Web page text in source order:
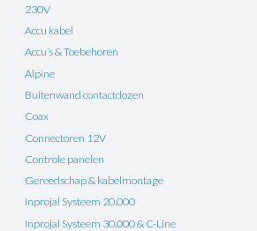
230V
Accu kabel
Accu’s & Toebehoren
Alpine
Buitenwand contactdozen
Coax
Connectoren 12V
Controle panelen
Gereedschap & kabelmontage
Inprojal Systeem 20.000
Inprojal Systeem 30.000 & C-Line